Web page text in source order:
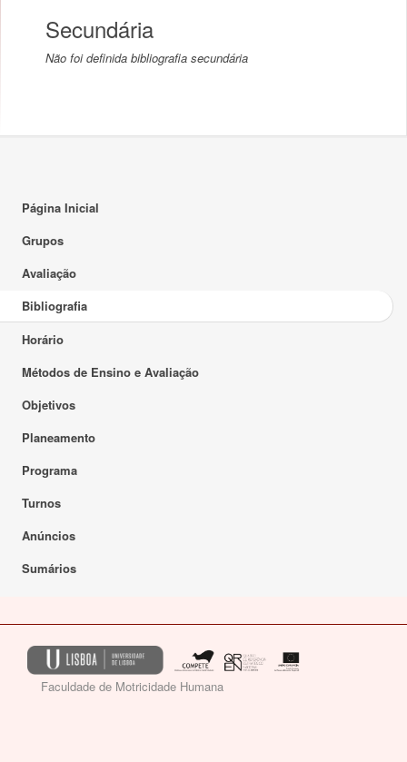
Secundária
Não foi definida bibliografia secundária
Página Inicial
Grupos
Avaliação
Bibliografia
Horário
Métodos de Ensino e Avaliação
Objetivos
Planeamento
Programa
Turnos
Anúncios
Sumários
Faculdade de Motricidade Humana